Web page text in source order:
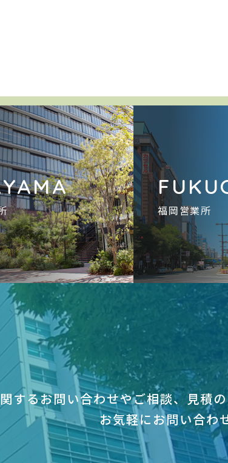
福岡営業所
するお問い合わせやご相談、見積
お気軽にお問い合わ